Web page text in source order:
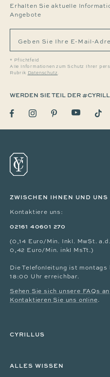
Erhalten Sie aktuelle
Angebote
Geben Sie Ihre E-Mail-
* Pflichtfeld
Alle Informationen zum Schutz Ihrer
Rubrik Datenschutz.
WERDEN SIE TEIL DER
ZWISCHEN IHNEN UND UNS
Kontaktiere uns:
02161 40601 270
(0,14 Euro/Min. Inkl. MwSt.
0,42 Euro/Min. inkl MsTt.)
Die Telefonleitung ist
18:00 Uhr erreichbar.
Sehen Sie sich unsere FAQs an
Kontaktieren Sie uns online.
CYRILLUS
ALLES WISSEN